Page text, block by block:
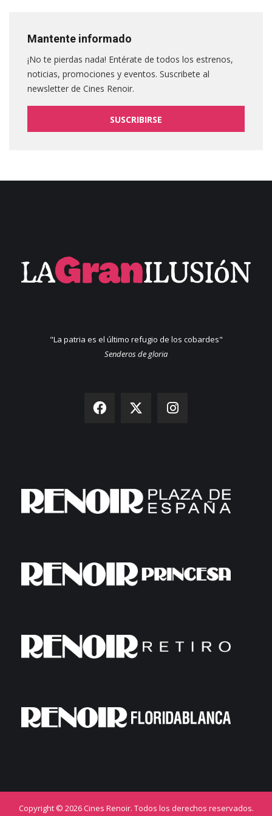
Mantente informado
¡No te pierdas nada! Entérate de todos los estrenos,
noticias, promociones y eventos. Suscribete al
newsletter de Cines Renoir.
SUSCRIBIRSE
"La patria es el último refugio de los cobardes"
Senderos de gloria
Copyright © 2026 Cines Renoir. Todos los derechos reservados.